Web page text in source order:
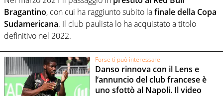
Bragantino, con cui ha raggiunto subito lafinale della Copa
Sudamericana. Il club paulista lo ha acquistato a titolo
definitivo nel 2022.
Forse ti può interessare
Danso rinnova con il Lens e
l’annuncio del club francese è
uno sfottò al Napoli. Il video